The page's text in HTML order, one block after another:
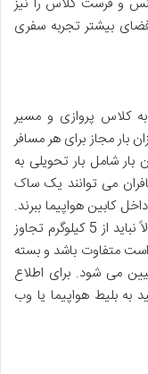
بیشتر تجربه سفری
کلاس پروازی و مسیر
بار مجاز برای هر مسافر
میزان بار شامل بار تحویلی به
می توانند یک ساک
کابین هواپیما ببرند.
میزان بار مجاز دستی نیز محدود است و معمولاً نباید از 5 کیلوگرم تجاوز
متفاوت باشد و بسته
می شود. برای اطلاع
به بلیط هواپیما یا وب